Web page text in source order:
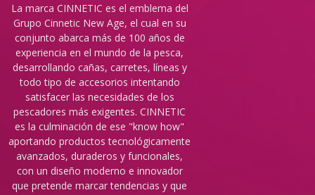
La marca CINNETIC es el emblema del
Grupo Cinnetic New Age, el cual en su
conjunto abarca más de 100 años de
experiencia en el mundo de la pesca,
desarrollando cañas, carretes, líneas y
todo tipo de accesorios intentando
satisfacer las necesidades de los
pescadores más exigentes. CINNETIC
es la culminación de ese "know how"
aportando productos tecnológicamente
avanzados, duraderos y funcionales,
con un diseño moderno e innovador
que pretende marcar tendencias y que